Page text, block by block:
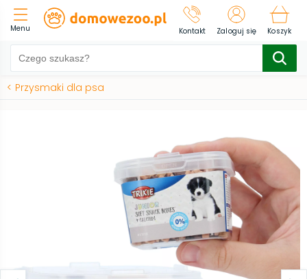
Menu Kontakt Zaloguj się Koszyk
< Przysmaki dla psa